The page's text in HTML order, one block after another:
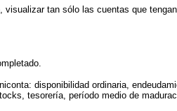
visualizar tan sólo las cuentas que
disponibilidad ordinaria,
tesorería, período medio de